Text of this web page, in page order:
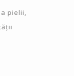
pielii